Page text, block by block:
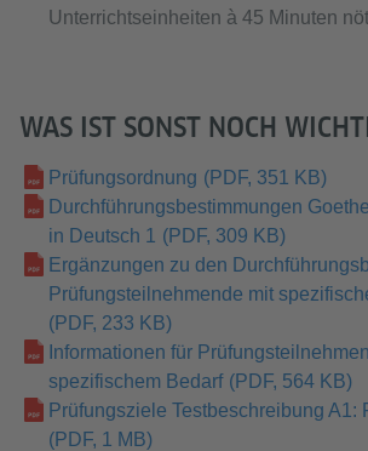
Unterrichtseinheiten à 45 Minuten
WAS IST SONST NOCH
Prüfungsordnung (PDF, 351 KB)
Durchführungsbestimmungen
in Deutsch 1
(PDF, 309 KB)
Ergänzungen zu den
Prüfungsteilnehmende mit
(PDF, 233 KB)
Informationen für
spezifischem Bedarf (PDF, 564 KB)
Prüfungsziele Testbeschreibung A1:
(PDF, 1 MB)